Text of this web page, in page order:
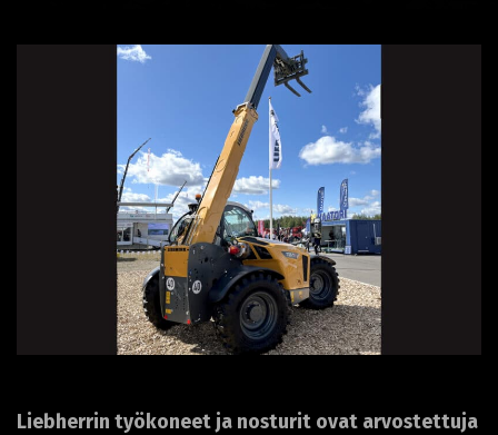
Liebherrin työkoneet ja nosturit ovat arvostettuja